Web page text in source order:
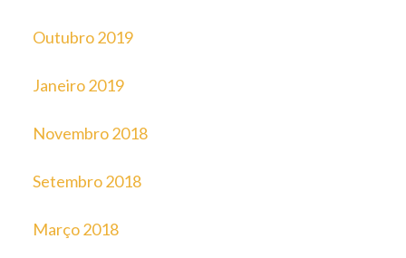
Outubro 2019
Janeiro 2019
Novembro 2018
Setembro 2018
Março 2018